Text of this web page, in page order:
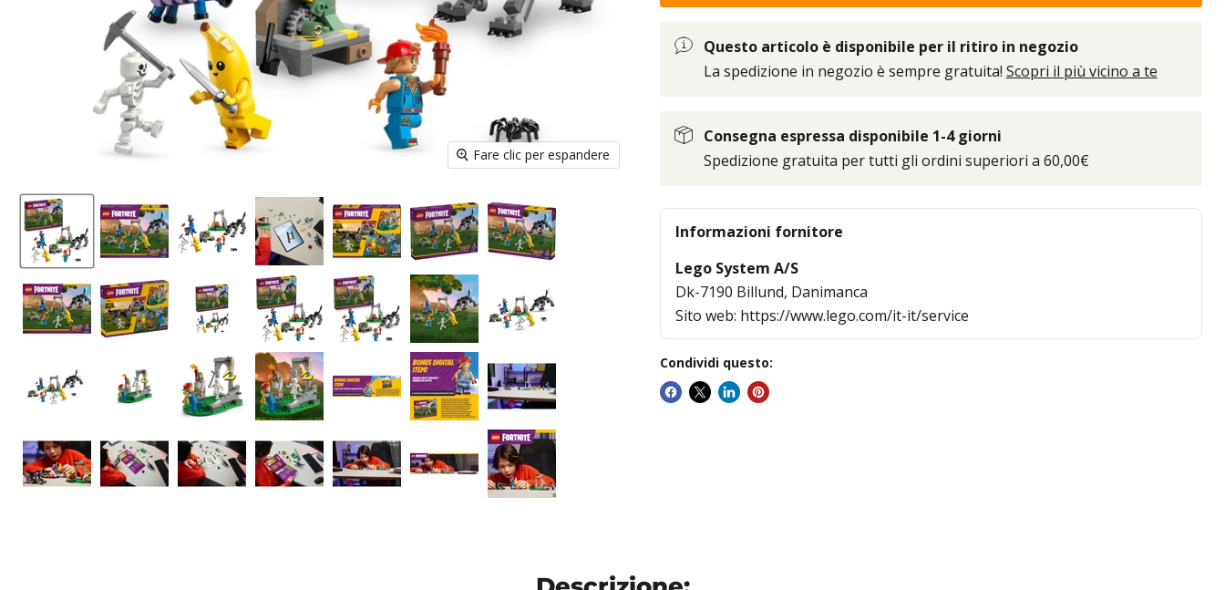
Fare clic per espandere
Questo articolo è disponibile per il ritiro in negozio
La spedizione in negozio è sempre gratuita! Scopri il più vicino a te
Consegna espressa disponibile 1-4 giorni
Spedizione gratuita per tutti gli ordini superiori a 60,00€
Informazioni fornitore
Lego System A/S
Dk-7190 Billund, Danimanca
Sito web: https://www.lego.com/it-it/service
Condividi questo: